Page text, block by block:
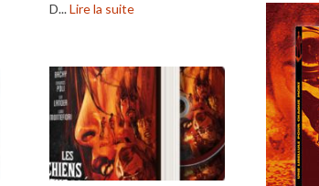
D...Lire la suite